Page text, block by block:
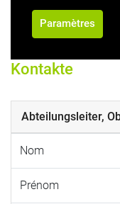
Paramètres
Kontakte
Abteilungsleiter,
Nom
Prénom